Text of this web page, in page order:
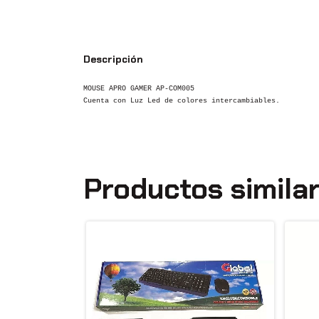
Descripción
MOUSE APRO GAMER AP-COM005
Cuenta con Luz Led de colores intercambiables.
Productos